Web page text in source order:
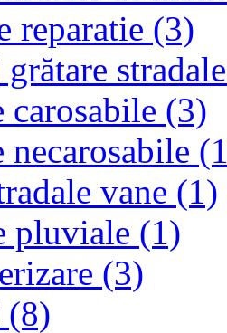
reparatie (3)
grătare
carosabile (3)
necarosabile
vane (1)
pluviale (1)
(3)
(8)